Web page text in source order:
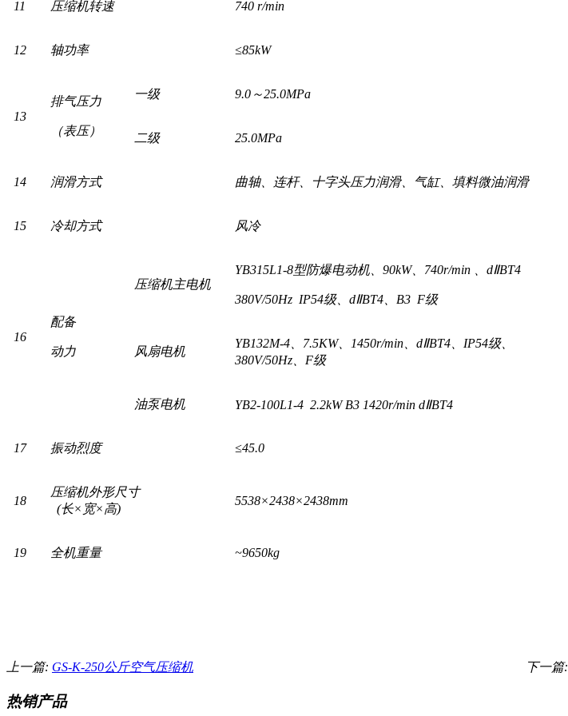
11 压缩机转速 740 r/min
12 轴功率 ≤85kW
13
排气压力
（表压）
一级 9.0～25.0MPa
二级 25.0MPa
14 润滑方式 曲轴、连杆、十字头压力润滑、气缸、填料微油润滑
15 冷却方式 风冷
16
配备
动力
压缩机主电机
YB315L1-8型防爆电动机、90kW、740r/min 、dⅡBT4
380V/50Hz IP54级、dⅡBT4、B3 F级
风扇电机
YB132M-4、7.5KW、1450r/min、dⅡBT4、IP54级、
380V/50Hz、F级
油泵电机 YB2-100L1-4 2.2kW B3 1420r/min dⅡBT4
17 振动烈度 ≤45.0
18
压缩机外形尺寸
(长×宽×高)
5538×2438×2438mm
19 全机重量 ~9650kg
上一篇: GS-K-250公斤空气压缩机 下一篇:
热销产品